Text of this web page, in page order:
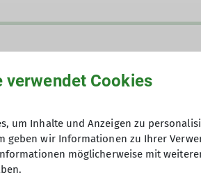
thomas.l@dav-
verwendet Cookies
um Inhalte und Anzeigen zu
geben wir Informationen zu Ihrer
möglicherweise mit